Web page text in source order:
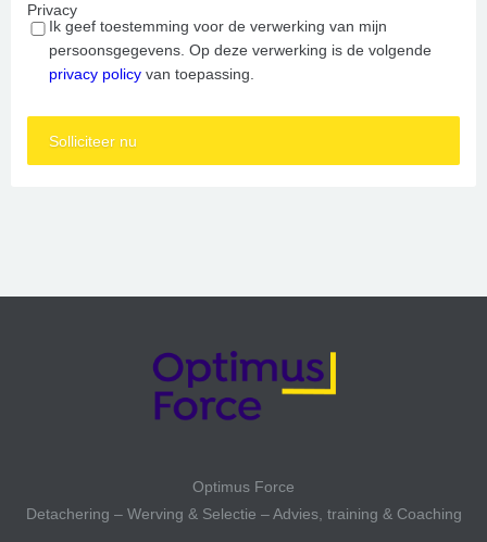
Privacy
Ik geef toestemming voor de verwerking van mijn
persoonsgegevens. Op deze verwerking is de volgende
privacy policy van toepassing.
Optimus Force
Detachering – Werving & Selectie – Advies, training & Coaching